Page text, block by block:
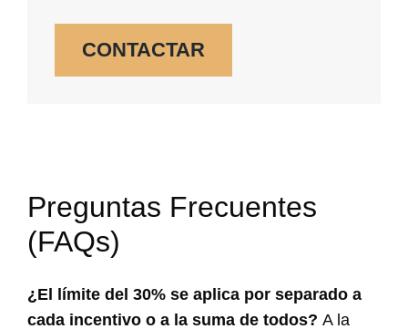
CONTACTAR
Preguntas Frecuentes
(FAQs)
¿El límite del 30% se aplica por separado a
cada incentivo o a la suma de todos? A la